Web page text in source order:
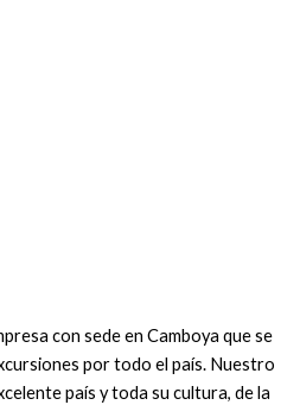
con sede en Camboya que se
por todo el país. Nuestro
país y toda su cultura, de la